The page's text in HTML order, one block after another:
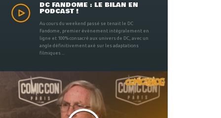
DC FANDOME : LE BILAN EN
PODCAST !
Au cours du weekend passé se tenait le DC
Fandome, premier évènement intégralement en
ligne et 100% consacré aux univers de DC, avec un
angle définitivement axé sur les adaptations
filmiques ...